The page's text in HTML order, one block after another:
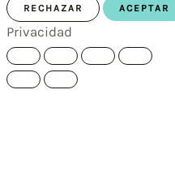
RECHAZAR ACEPTAR
Privacidad